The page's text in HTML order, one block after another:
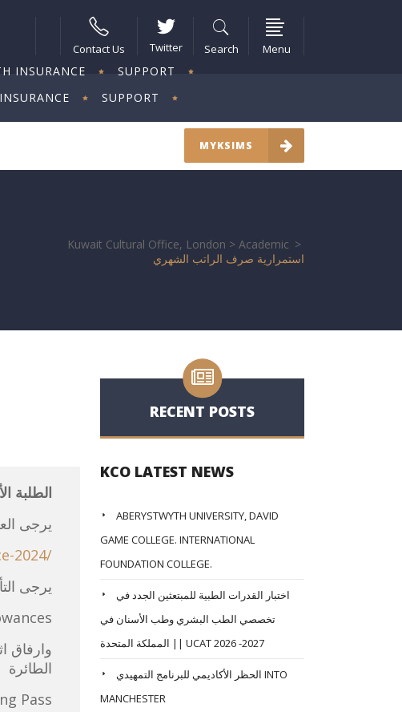
Contact Us Twitter Search Menu
SUPPORT
MYKSIMS
INSURANCE SUPPORT
Kuwait Cultural Office, London > Academic >
استمرارية صرف الراتب الشهري
الطلبة
يرجى
2024/
يرجى
وارفاق
الطائرة
Pass
RECENT POSTS
KCO LATEST NEWS
ABERYSTWYTH UNIVERSITY, DAVID
GAME COLLEGE. INTERNATIONAL
FOUNDATION COLLEGE.
اختبار القدرات الطبية للمبتعثين الجدد في
تخصصي الطب البشري وطب الأسنان في
المملكة المتحدة || UCAT 2026 -2027
الحظر الأكاديمي للبرنامج التمهيدي INTO
MANCHESTER